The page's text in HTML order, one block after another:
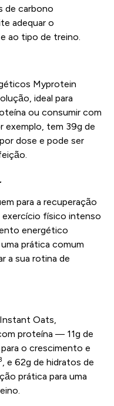
de carbono
adequar o
ao tipo de treino.
Myprotein
ideal para
ou consumir com
exemplo, tem 39g de
dose e pode ser
para a recuperação
exercício físico intenso
energético
prática comum
a sua rotina de
Oats,
proteína — 11g de
o crescimento e
, e 62g de hidratos de
prática para uma